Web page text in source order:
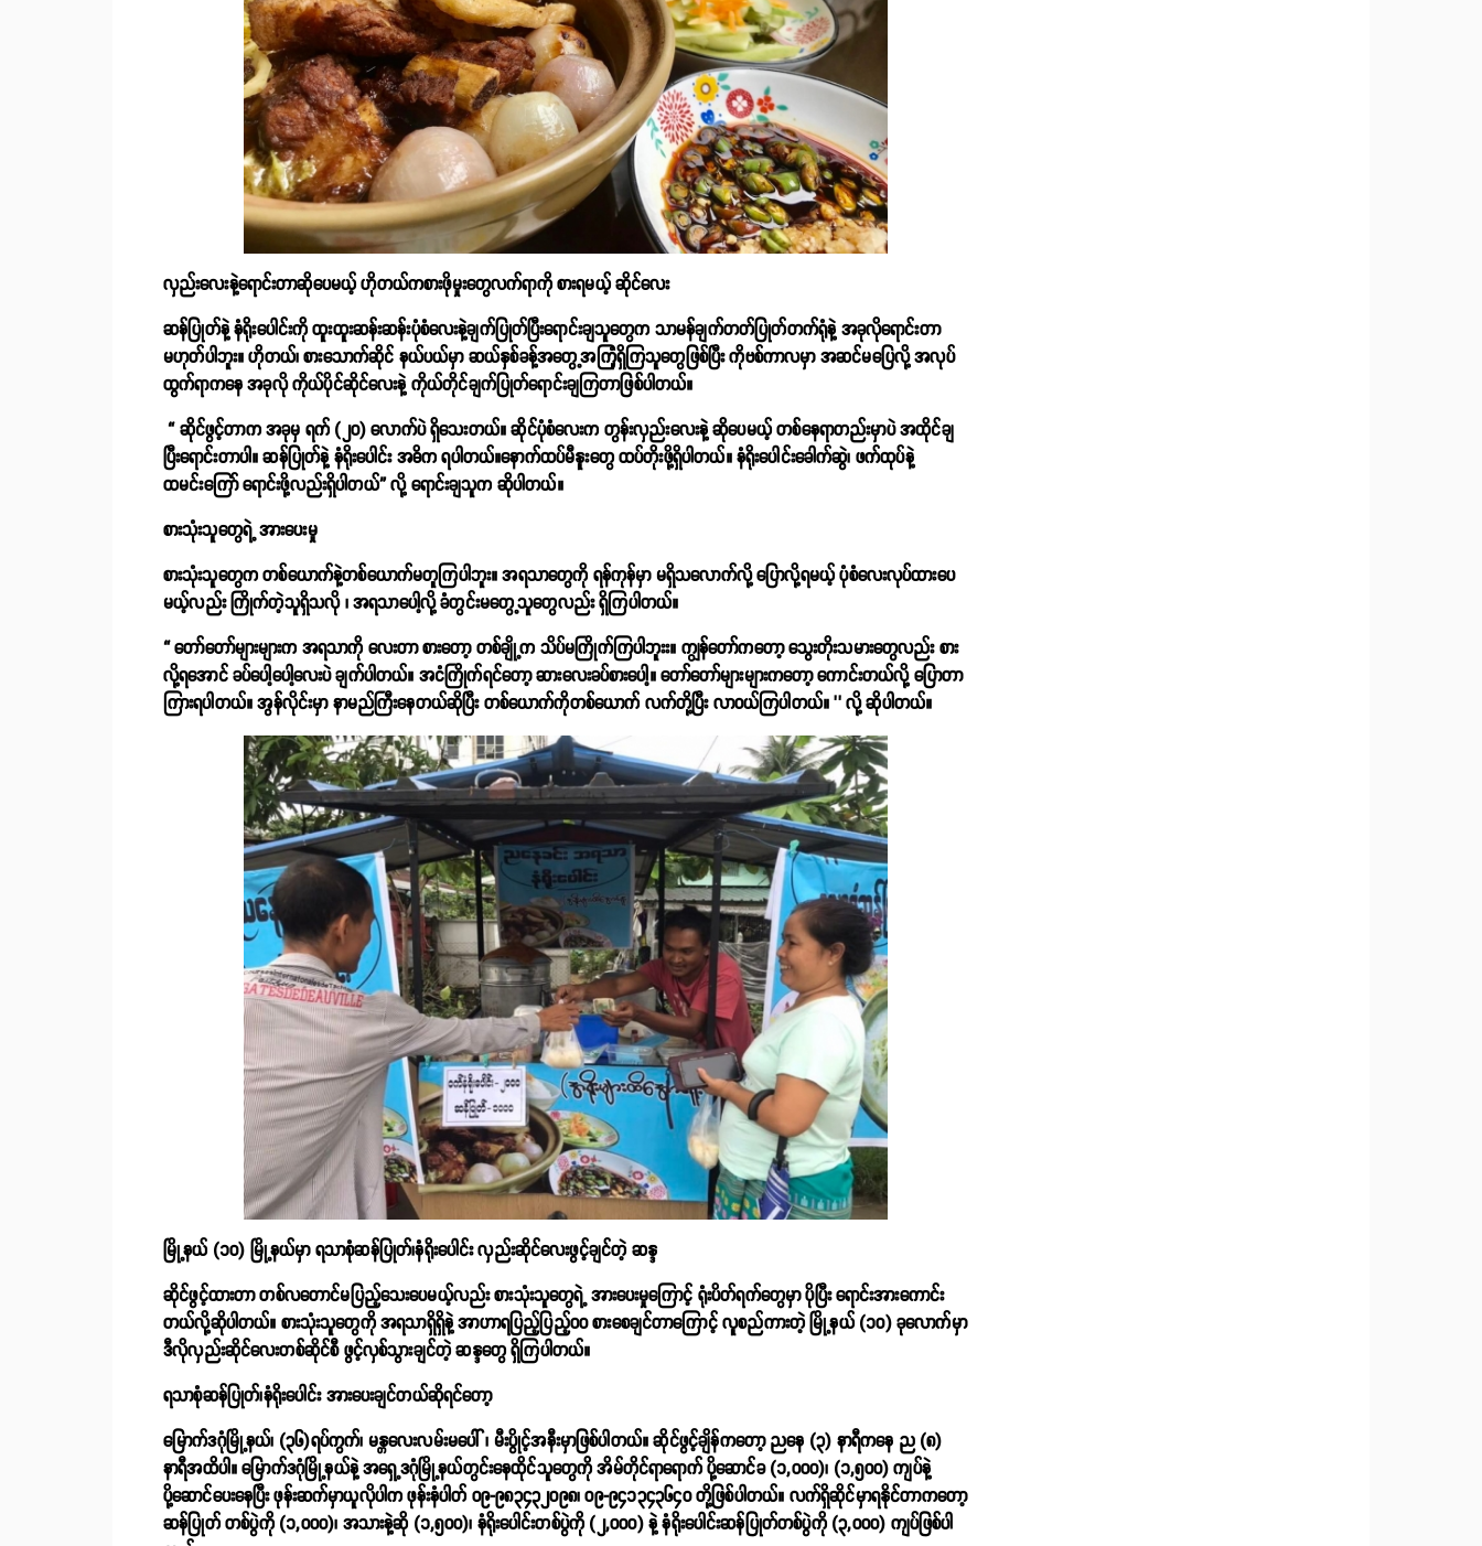
လှည်းလေးနဲ့ရောင်းတာဆိုပေမယ့် ဟိုတယ်ကစားဖိုမှုးတွေလက်ရာကို စားရမယ့် ဆိုင်လေး
ဆန်ပြုတ်နဲ့ နံရိုးပေါင်းကို ထူးထူးဆန်းဆန်းပုံစံလေးနဲ့ချက်ပြုတ်ပြီးရောင်းချသူတွေက သာမန်ချက်တတ်ပြုတ်တက်ရုံနဲ့ အခုလိုရောင်းတာ
မဟုတ်ပါဘူး။ ဟိုတယ်၊ စားသောက်ဆိုင် နယ်ပယ်မှာ ဆယ်နှစ်ခန့်အတွေ့အကြုံရှိကြသူတွေဖြစ်ပြီး ကိုဗစ်ကာလမှာ အဆင်မပြေလို့ အလုပ်
ထွက်ရာကနေ အခုလို ကိုယ်ပိုင်ဆိုင်လေးနဲ့ ကိုယ်တိုင်ချက်ပြုတ်ရောင်းချကြတာဖြစ်ပါတယ်။
“ ဆိုင်ဖွင့်တာက အခုမှ ရက် (၂၀) လောက်ပဲ ရှိသေးတယ်။ ဆိုင်ပုံစံလေးက တွန်းလှည်းလေးနဲ့ ဆိုပေမယ့် တစ်နေရာတည်းမှာပဲ အထိုင်ချ
ပြီးရောင်းတာပါ။ ဆန်ပြုတ်နဲ့ နံရိုးပေါင်း အဓိက ရပါတယ်။နောက်ထပ်မီနူးတွေ ထပ်တိုးဖို့ရှိပါတယ်။ နံရိုးပေါင်းခေါက်ဆွဲ၊ ဖက်ထုပ်နဲ့
ထမင်းကြော် ရောင်းဖို့လည်းရှိပါတယ်” လို့ ရောင်းချသူက ဆိုပါတယ်။
စားသုံးသူတွေရဲ့ အားပေးမှု
စားသုံးသူတွေက တစ်ယောက်နဲ့တစ်ယောက်မတူကြပါဘူး။ အရသာတွေကို ရန်ကုန်မှာ မရှိသလောက်လို့ ပြောလို့ရမယ့် ပုံစံလေးလုပ်ထားပေ
မယ့်လည်း ကြိုက်တဲ့သူရှိသလို ၊ အရသာပေါ့လို့ ခံတွင်းမတွေ့သူတွေလည်း ရှိကြပါတယ်။
“ တော်တော်များများက အရသာကို လေးတာ စားတော့ တစ်ချို့က သိပ်မကြိုက်ကြပါဘူးး။ ကျွန်တော်ကတော့ သွေးတိုးသမားတွေလည်း စား
လို့ရအောင် ခပ်ပေါ့ပေါ့လေးပဲ ချက်ပါတယ်။ အငံကြိုက်ရင်တော့ ဆားလေးခပ်စားပေါ့။ တော်တော်များများကတော့ ကောင်းတယ်လို့ ပြောတာ
ကြားရပါတယ်။ အွန်လိုင်းမှာ နာမည်ကြီးနေတယ်ဆိုပြီး တစ်ယောက်ကိုတစ်ယောက် လက်တို့ပြီး လာဝယ်ကြပါတယ်။ ’’ လို့ ဆိုပါတယ်။
မြို့နယ် (၁၀) မြို့နယ်မှာ ရသာစုံဆန်ပြုတ်၊နံရိုးပေါင်း လှည်းဆိုင်လေးဖွင့်ချင်တဲ့ ဆန္ဒ
ဆိုင်ဖွင့်ထားတာ တစ်လတောင်မပြည့်သေးပေမယ့်လည်း စားသုံးသူတွေရဲ့ အားပေးမှုကြောင့် ရုံးပိတ်ရက်တွေမှာ ပိုပြီး ရောင်းအားကောင်း
တယ်လို့ဆိုပါတယ်။ စားသုံးသူတွေကို အရသာရှိရှိနဲ့ အာဟာရပြည့်ပြည့်ဝဝ စားစေချင်တာကြောင့် လူစည်ကားတဲ့ မြို့နယ်‌ (၁၀) ခုလောက်မှာ
ဒီလိုလှည်းဆိုင်လေးတစ်ဆိုင်စီ ဖွင့်လှစ်သွားချင်တဲ့ ဆန္ဒတွေ ရှိကြပါတယ်။
ရသာစုံဆန်ပြုတ်၊နံရိုးပေါင်း အားပေးချင်တယ်ဆိုရင်တော့
မြောက်ဒဂုံမြို့နယ်၊ (၃၆)ရပ်ကွက်၊ မန္တလေးလမ်းမပေါ် ၊ မီးပွိုင့်အနီးမှာဖြစ်ပါတယ်။ ဆိုင်ဖွင့်ချိန်ကတော့ ညနေ (၃) နာရီကနေ ည (၈)
နာရီအထိပါ။ မြောက်ဒဂုံမြို့နယ်နဲ့ အရှေ့ဒဂုံမြို့နယ်တွင်းနေထိုင်သူတွေကို အိမ်တိုင်ရာရောက် ပို့ဆောင်ခ (၁,၀၀၀)၊ (၁,၅၀၀) ကျပ်နဲ့
ပို့ဆောင်ပေးနေပြီး ဖုန်းဆက်မှာယူလိုပါက ဖုန်းနံပါတ် ၀၉-၉၈၃၄၃၂၀၉၈၊ ၀၉-၉၄၁၃၄၃၆၄၀ တို့ဖြစ်ပါတယ်။ လက်ရှိဆိုင်မှာရနိုင်တာကတော့
ဆန်ပြုတ် တစ်ပွဲကို (၁,၀၀၀)၊ အသားနဲ့ဆို (၁,၅၀၀)၊ နံရိုးပေါင်းတစ်ပွဲကို (၂,၀၀၀) နဲ့ နံရိုးပေါင်းဆန်ပြုတ်တစ်ပွဲကို (၃,၀၀၀) ကျပ်ဖြစ်ပါ